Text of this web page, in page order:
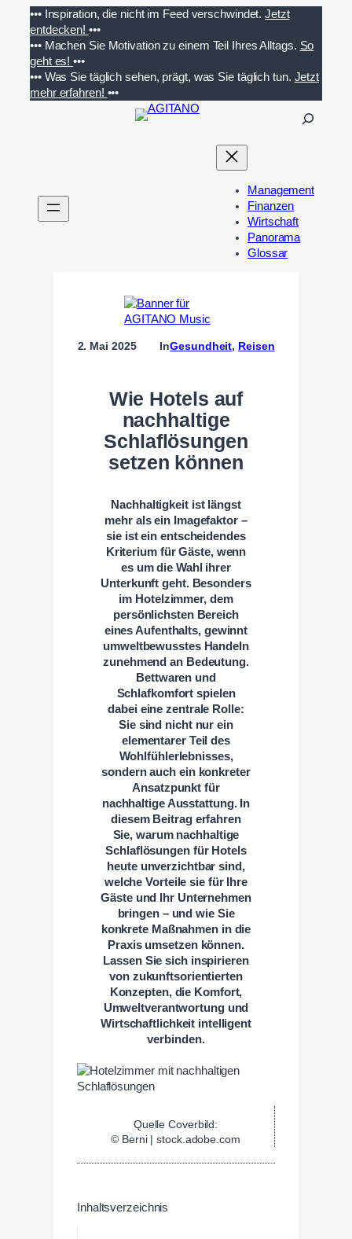
Inhalt
springen
••• Inspiration, die nicht im Feed verschwindet. Jetzt
entdecken! •••
••• Machen Sie Motivation zu einem Teil Ihres Alltags. So
geht es!•••
••• Was Sie täglich sehen, prägt, was Sie täglich tun. Jetzt
mehr erfahren! •••
n
Management
Finanzen
Wirtschaft
Panorama
Glossar
2. Mai 2025 InGesundheit, Reisen
Wie Hotels auf
nachhaltige
Schlaflösungen
setzen können
Nachhaltigkeit ist längst
mehr als ein Imagefaktor –
sie ist ein entscheidendes
Kriterium für Gäste, wenn
es um die Wahl ihrer
Unterkunft geht. Besonders
im Hotelzimmer, dem
persönlichsten Bereich
eines Aufenthalts, gewinnt
umweltbewusstes Handeln
zunehmend an Bedeutung.
Bettwaren und
Schlafkomfort spielen
dabei eine zentrale Rolle:
Sie sind nicht nur ein
elementarer Teil des
Wohlfühlerlebnisses,
sondern auch ein konkreter
Ansatzpunkt für
nachhaltige Ausstattung. In
diesem Beitrag erfahren
Sie, warum nachhaltige
Schlaflösungen für Hotels
heute unverzichtbar sind,
welche Vorteile sie für Ihre
Gäste und Ihr Unternehmen
bringen – und wie Sie
konkrete Maßnahmen in die
Praxis umsetzen können.
Lassen Sie sich inspirieren
von zukunftsorientierten
Konzepten, die Komfort,
Umweltverantwortung und
Wirtschaftlichkeit intelligent
verbinden.
Quelle Coverbild:
© Berni | stock.adobe.com
Inhaltsverzeichnis